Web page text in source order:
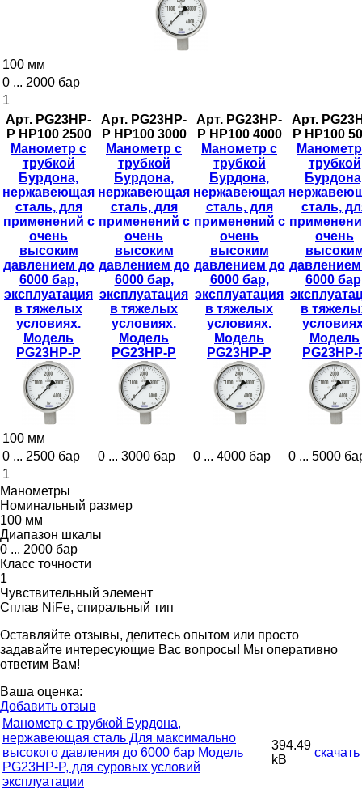
100 мм
0 ... 2000 бар
1
Арт. PG23HP-
P НР100 2500
Манометр с
трубкой
Бурдона,
нержавеющая
сталь, для
применений с
очень
высоким
давлением до
6000 бар,
эксплуатация
в тяжелых
условиях.
Модель
PG23HP-P
Арт. PG23HP-
P НР100 3000
Манометр с
трубкой
Бурдона,
нержавеющая
сталь, для
применений с
очень
высоким
давлением до
6000 бар,
эксплуатация
в тяжелых
условиях.
Модель
PG23HP-P
Арт. PG23HP-
P НР100 4000
Манометр с
трубкой
Бурдона,
нержавеющая
сталь, для
применений с
очень
высоким
давлением до
6000 бар,
эксплуатация
в тяжелых
условиях.
Модель
PG23HP-P
Арт.
P НР100
трубкой
сталь,
очень
6000
в
Модель
PG23HP-
100 мм
0 ... 2500 бар
0 ... 3000 бар 0 ... 4000 бар
0 ... 5000
1
Манометры
Номинальный размер
100 мм
Диапазон шкалы
0 ... 2000 бар
Класс точности
1
Чувствительный элемент
Сплав NiFe, спиральный тип
Оставляйте отзывы, делитесь опытом или просто
задавайте интересующие Вас вопросы! Мы оперативно
ответим Вам!
Ваша оценка:
Добавить отзыв
Манометр с трубкой Бурдона,
нержавеющая сталь Для максимально
высокого давления до 6000 бар Модель
PG23HP-P, для суровых условий
эксплуатации
394.49
kB
скачать